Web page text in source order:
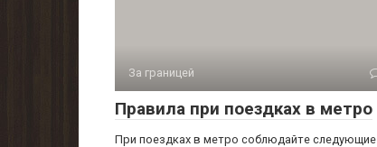
За границей
Правила при поездках в метро
При поездках в метро соблюдайте следующие